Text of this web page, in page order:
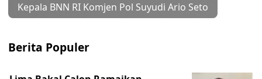
Kepala BNN RI Komjen Pol Suyudi Ario Seto
Berita Populer